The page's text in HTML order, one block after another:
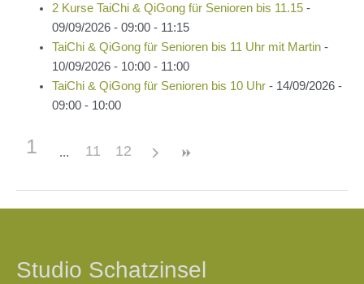
2 Kurse TaiChi & QiGong für Senioren bis 11.15-
09/09/2026 - 09:00 - 11:15
TaiChi & QiGong für Senioren bis 11 Uhr mit Martin-
10/09/2026 - 10:00 - 11:00
TaiChi & QiGong für Senioren bis 10 Uhr- 14/09/2026 -
09:00 - 10:00
1 11 12
Studio Schatzinsel